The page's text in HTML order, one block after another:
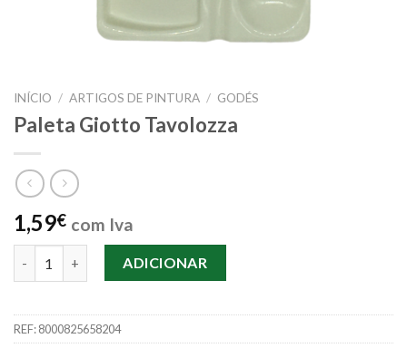
INÍCIO / ARTIGOS DE PINTURA / GODÉS
Paleta Giotto Tavolozza
1,59€ com Iva
Quantidade de Paleta Giotto Tavolozza
ADICIONAR
REF:8000825658204